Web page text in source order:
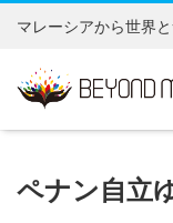
マレーシアから世界
ペナン自立